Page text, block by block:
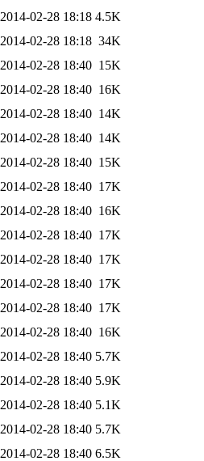
2014-02-28 18:18 4.5K
2014-02-28 18:18 34K
2014-02-28 18:40 15K
2014-02-28 18:40 16K
2014-02-28 18:40 14K
2014-02-28 18:40 14K
2014-02-28 18:40 15K
2014-02-28 18:40 17K
2014-02-28 18:40 16K
2014-02-28 18:40 17K
2014-02-28 18:40 17K
2014-02-28 18:40 17K
2014-02-28 18:40 17K
2014-02-28 18:40 16K
2014-02-28 18:40 5.7K
2014-02-28 18:40 5.9K
2014-02-28 18:40 5.1K
2014-02-28 18:40 5.7K
2014-02-28 18:40 6.5K